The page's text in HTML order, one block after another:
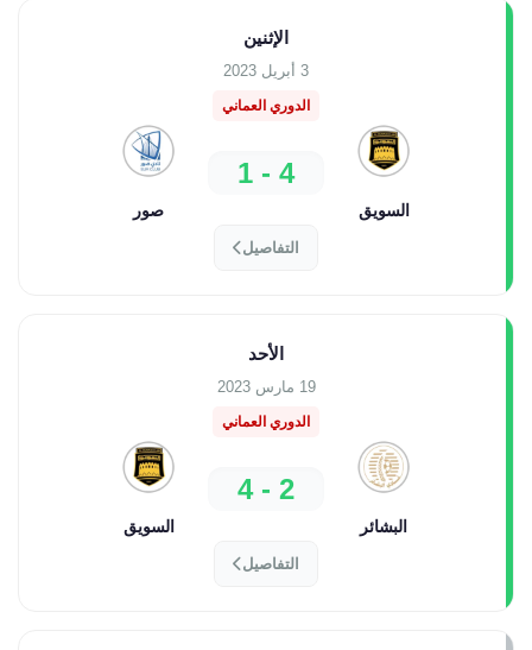
الإثنين
3 أبريل 2023
الدوري العماني
السويق
4 - 1
صور
التفاصيل
الأحد
19 مارس 2023
الدوري العماني
البشائر
2 - 4
السويق
التفاصيل